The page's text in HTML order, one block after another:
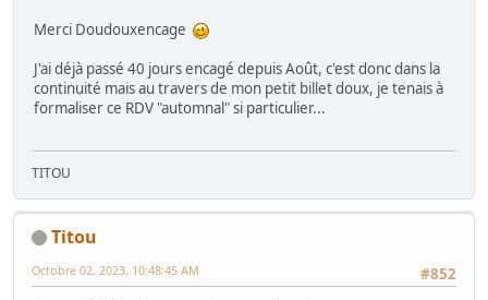
Merci Doudouxencage
J'ai déjà passé 40 jours encagé depuis Août, c'est donc dans la
continuité mais au travers de mon petit billet doux, je tenais à
formaliser ce RDV "automnal" si particulier...
TITOU
Titou
#852
Octobre 02, 2023, 10:48:45 AM